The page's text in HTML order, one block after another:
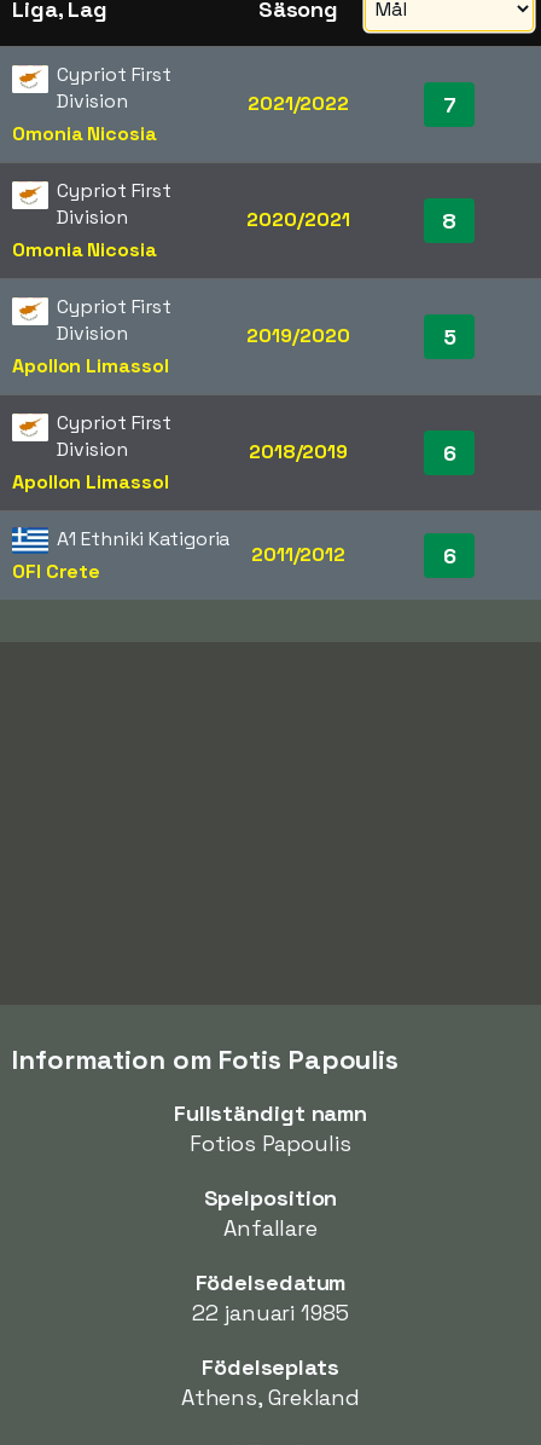
Liga, Lag Säsong
Cypriot First
Division
Omonia Nicosia
2021/2022 7
Cypriot First
Division
Omonia Nicosia
2020/2021 8
Cypriot First
Division
Apollon Limassol
2019/2020 5
Cypriot First
Division
Apollon Limassol
2018/2019 6
A1 Ethniki Katigoria
OFI Crete
2011/2012 6
Information om Fotis Papoulis
Fullständigt namn
Fotios Papoulis
Spelposition
Anfallare
Födelsedatum
22 januari 1985
Födelseplats
Athens, Grekland